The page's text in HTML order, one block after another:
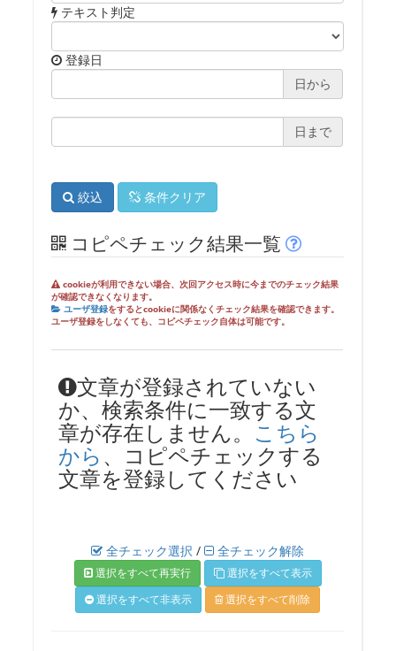
テキスト判定
登録日
日から
日まで
絞込 条件クリア
コピペチェック結果一覧
cookieが利用できない場合、次回アクセス時に今までのチェック結果
が確認できなくなります。
ユーザ登録をするとcookieに関係なくチェック結果を確認できます。
ユーザ登録をしなくても、コピペチェック自体は可能です。
文章が登録されていない
か、検索条件に一致する文
章が存在しません。 こちら
から、コピペチェックする
文章を登録してください
全チェック選択 / 全チェック解除
選択をすべて再実行
選択をすべて表示
選択をすべて非表示
選択をすべて削除